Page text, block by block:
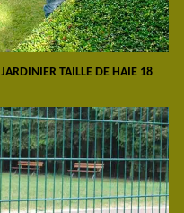
JARDINIER TAILLE DE HAIE 18